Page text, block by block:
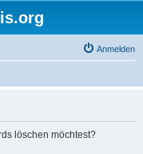
Anmelden
löschen möchtest?